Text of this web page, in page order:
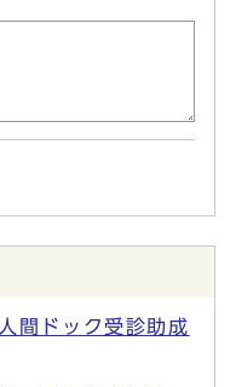
間ドック受診助成